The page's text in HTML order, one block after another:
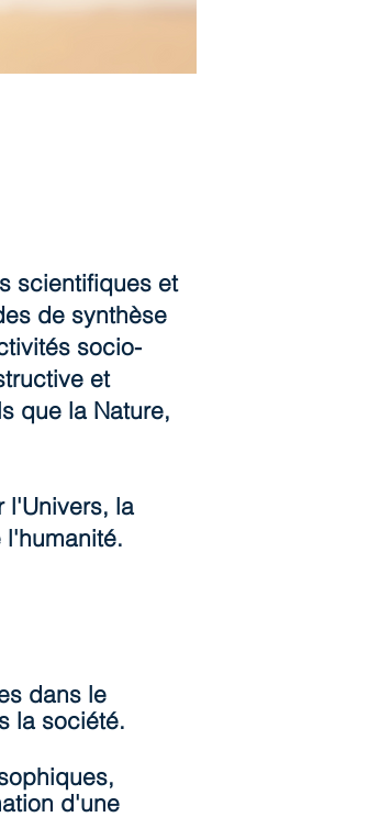
scientifiques et
de synthèse
socio-
et
que la Nature,
l'Univers, la
dans le
la société.
d'une